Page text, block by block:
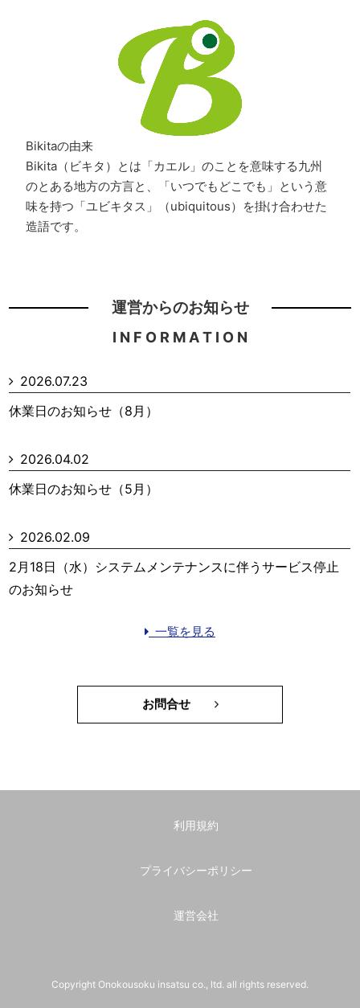
Bikitaの由来
Bikita（ビキタ）とは「カエル」のことを意味する九州
のとある地方の方言と、「いつでもどこでも」という意
味を持つ「ユビキタス」（ubiquitous）を掛け合わせた
造語です。
運営からのお知らせ
I N F O R M A T I O N
2026.07.23
休業日のお知らせ（8月）
2026.04.02
休業日のお知らせ（5月）
2026.02.09
2月18日（水）システムメンテナンスに伴うサービス停止
のお知らせ
一覧を見る
お問合せ
利用規約
プライバシーポリシー
運営会社
Copyright Onokousoku insatsu co., ltd. all rights reserved.